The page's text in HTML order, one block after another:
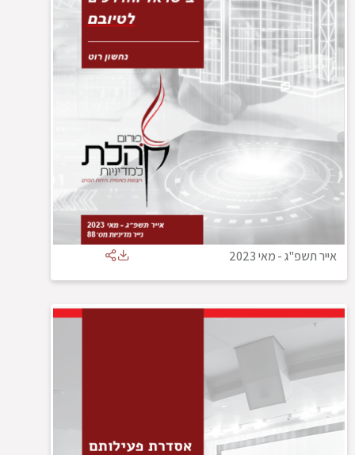
אייר תשפ"ג-מאי 2023